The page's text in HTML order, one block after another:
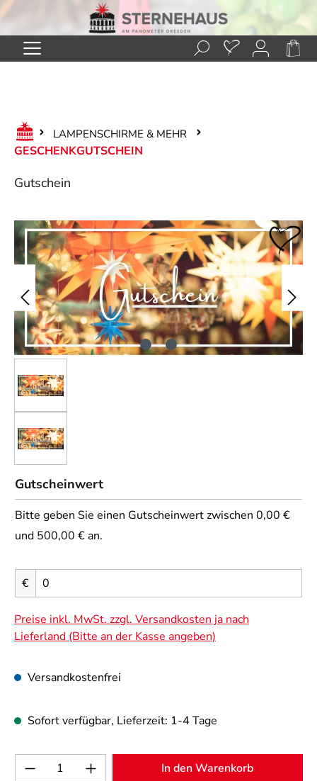
Zum Hauptinhalt springen
LAMPENSCHIRME & MEHR
GESCHENKGUTSCHEIN
Gutschein
Bildergalerie überspringen
Gutscheinwert
Bitte geben Sie einen Gutscheinwert zwischen 0,00 €
und 500,00 € an.
€
Preise inkl. MwSt. zzgl. Versandkosten ja nach
Lieferland (Bitte an der Kasse angeben)
Versandkostenfrei
Sofort verfügbar, Lieferzeit: 1-4 Tage
Produkt Anzahl: Gib den gewünschten
In den Warenkorb